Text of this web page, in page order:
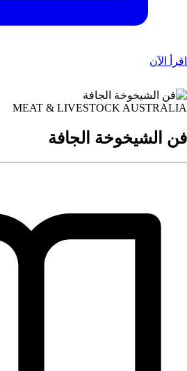
اقرأ الآن
MEAT & LIVESTOCK AUSTRALIA
فن الشيخوخة الجافة